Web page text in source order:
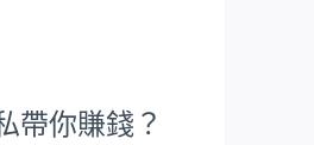
帶你賺錢？